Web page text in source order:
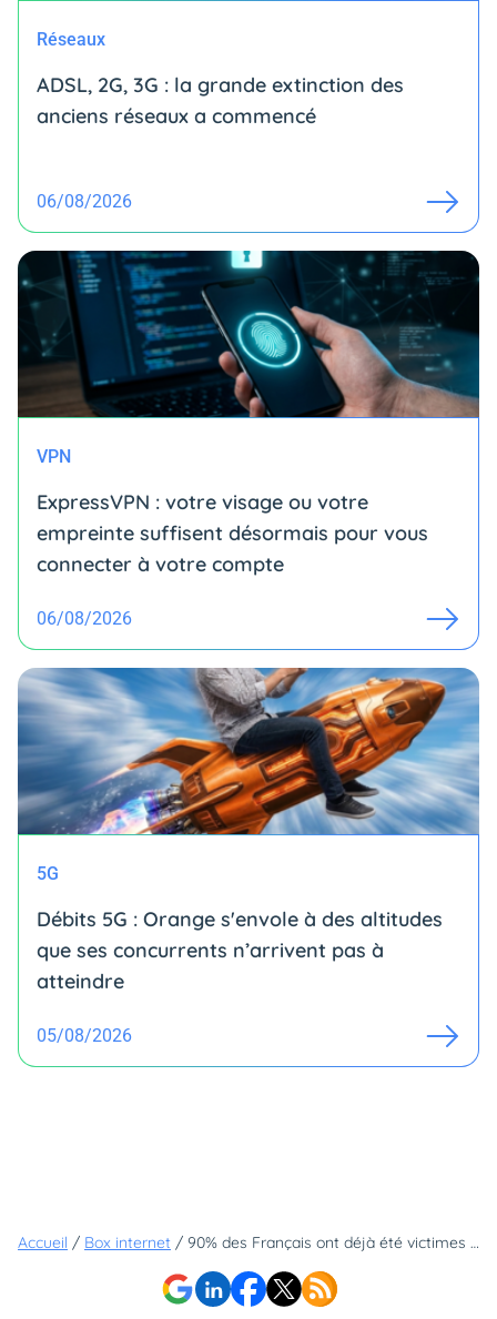
Réseaux
ADSL, 2G, 3G : la grande extinction des
anciens réseaux a commencé
06/08/2026
VPN
ExpressVPN : votre visage ou votre
empreinte suffisent désormais pour vous
connecter à votre compte
06/08/2026
5G
Débits 5G : Orange s'envole à des altitudes
que ses concurrents n’arrivent pas à
atteindre
05/08/2026
Accueil / Box internet / 90% des Français ont déjà été victimes d'une cyberattaque : un opérateur a trouvé la solution pour s'en prémunir